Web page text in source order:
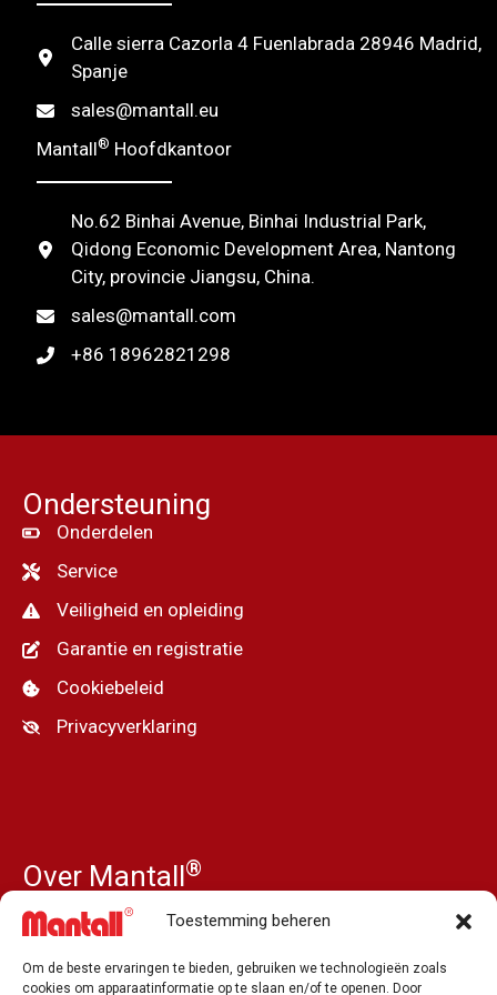
Toestemming beheren
Om de beste ervaringen te bieden, gebruiken we technologieën zoals
cookies om apparaatinformatie op te slaan en/of te openen. Door
Calle sierra Cazorla 4 Fuenlabrada 28946 Madrid,
Spanje
sales@mantall.eu
Mantall® Hoofdkantoor
No.62 Binhai Avenue, Binhai Industrial Park,
Qidong Economic Development Area, Nantong
City, provincie Jiangsu, China.
sales@mantall.com
+86 18962821298
Ondersteuning
Onderdelen
Service
Veiligheid en opleiding
Garantie en registratie
Cookiebeleid
Privacyverklaring
Over Mantall®
Ons verhaal
Nieuws
Pers en media